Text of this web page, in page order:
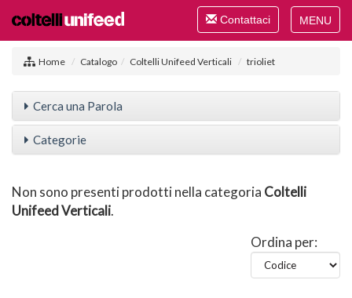
Toggle
Toggle
navigation
Contattaci
Home Catalogo Coltelli Unifeed Verticali trioliet
Cerca una Parola
Categorie
Non sono presenti prodotti nella categoria Coltelli
Unifeed Verticali.
Ordina per: